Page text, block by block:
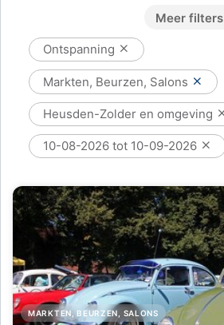
Meer filters
Ontspanning
Markten, Beurzen, Salons
Heusden-Zolder en omgeving
10-08-2026 tot 10-09-2026
MARKTEN, BEURZEN, SALONS